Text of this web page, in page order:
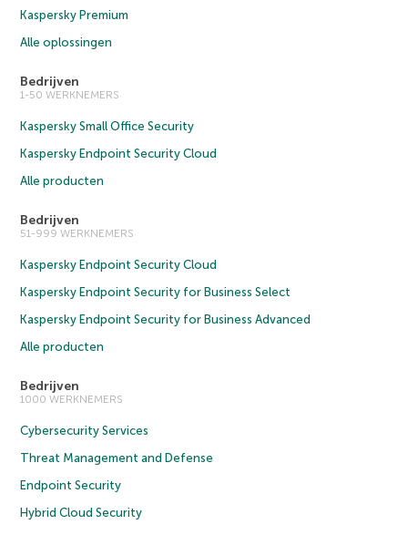
Kaspersky Premium
Alle oplossingen
Bedrijven
1-50 WERKNEMERS
Kaspersky Small Office Security
Kaspersky Endpoint Security Cloud
Alle producten
Bedrijven
51-999 WERKNEMERS
Kaspersky Endpoint Security Cloud
Kaspersky Endpoint Security for Business Select
Kaspersky Endpoint Security for Business Advanced
Alle producten
Bedrijven
1000 WERKNEMERS
Cybersecurity Services
Threat Management and Defense
Endpoint Security
Hybrid Cloud Security